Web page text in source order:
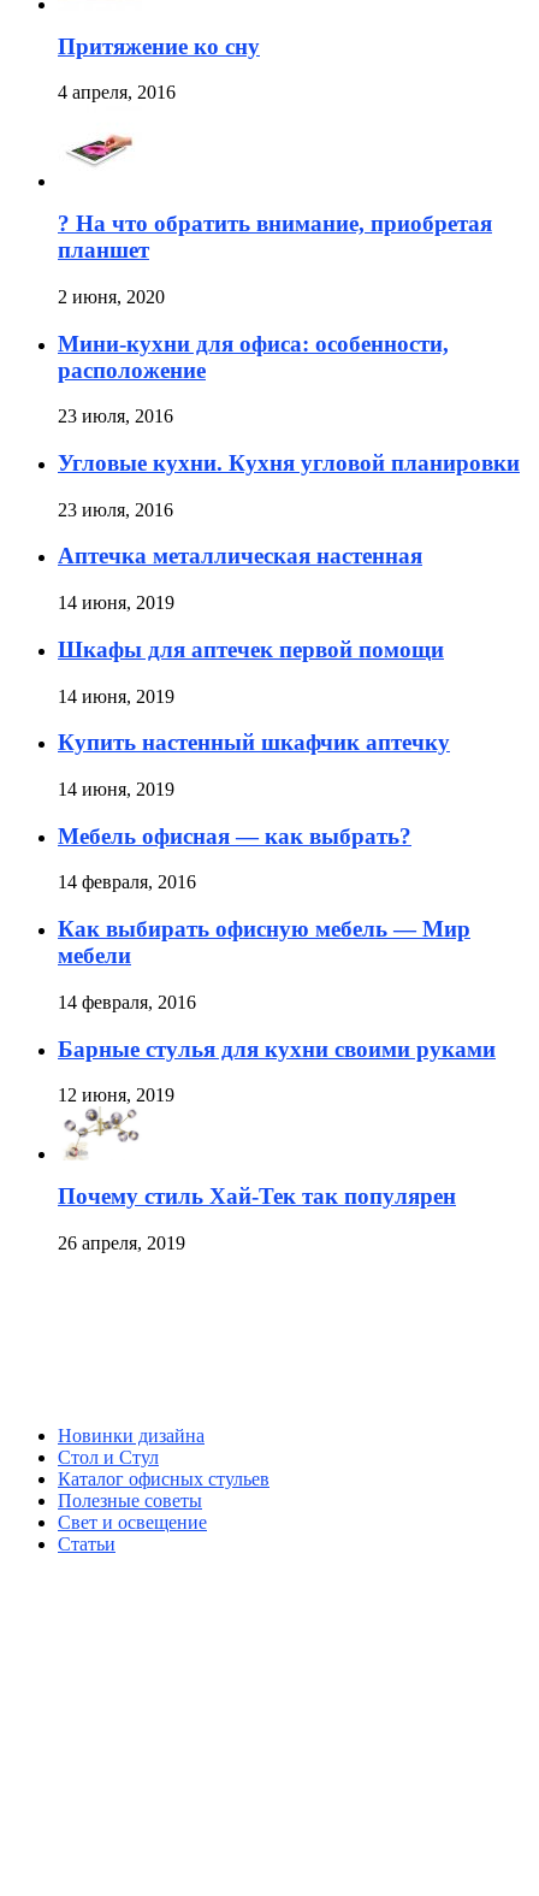
Притяжение ко сну
4 апреля, 2016
? На что обратить внимание, приобретая
планшет
2 июня, 2020
Мини-кухни для офиса: особенности,
расположение
23 июля, 2016
Угловые кухни. Кухня угловой планировки
23 июля, 2016
Аптечка металлическая настенная
14 июня, 2019
Шкафы для аптечек первой помощи
14 июня, 2019
Купить настенный шкафчик аптечку
14 июня, 2019
Мебель офисная — как выбрать?
14 февраля, 2016
Как выбирать офисную мебель — Мир
мебели
14 февраля, 2016
Барные стулья для кухни своими руками
12 июня, 2019
Почему стиль Хай-Тек так популярен
26 апреля, 2019
Новинки дизайна
Стол и Стул
Каталог офисных стульев
Полезные советы
Свет и освещение
Статьи